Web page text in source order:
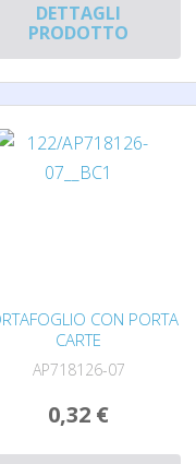
DETTAGLI
PRODOTTO
CON PORTA
CARTE
AP718126-07
0,32 €